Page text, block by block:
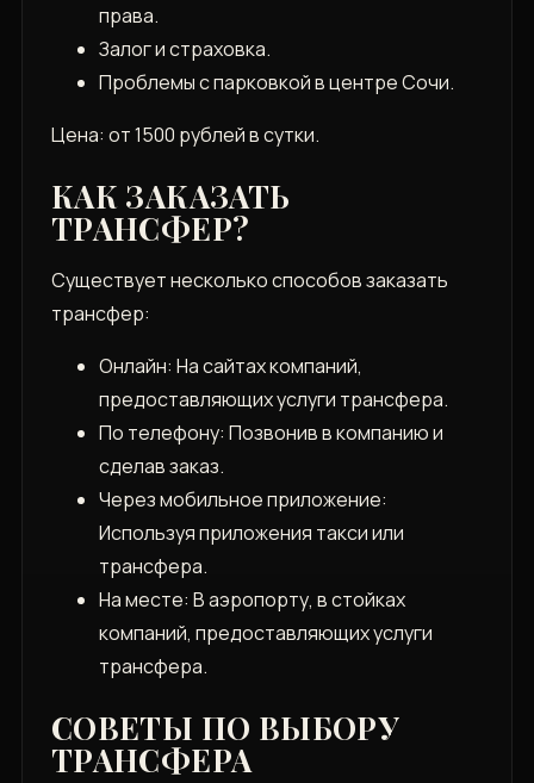
права.
Залог и страховка.
Проблемы с парковкой в центре Сочи.
Цена: от 1500 рублей в сутки.
КАК ЗАКАЗАТЬ
ТРАНСФЕР?
Существует несколько способов заказать
трансфер:
Онлайн: На сайтах компаний‚
предоставляющих услуги трансфера.
По телефону: Позвонив в компанию и
сделав заказ.
Через мобильное приложение:
Используя приложения такси или
трансфера.
На месте: В аэропорту‚ в стойках
компаний‚ предоставляющих услуги
трансфера.
СОВЕТЫ ПО ВЫБОРУ
ТРАНСФЕРА